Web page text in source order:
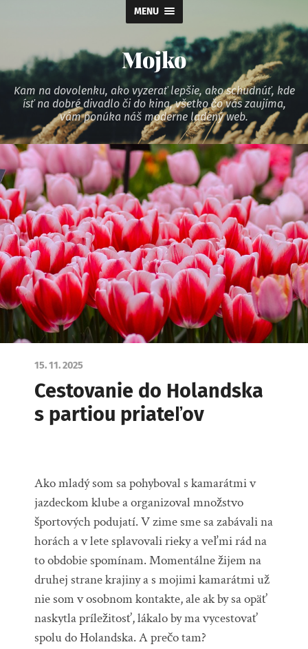
MENU
Mojko
Kam na dovolenku, ako vyzerať lepšie, ako schudnúť, kde
ísť na dobré divadlo či do kina, všetko čo vás zaujíma,
vám ponúka náš moderne ladený web.
15. 11. 2025
Cestovanie do Holandska
s partiou priateľov
Ako mladý som sa pohyboval s kamarátmi v
jazdeckom klube a organizoval množstvo
športových podujatí. V zime sme sa zabávali na
horách a v lete splavovali rieky a veľmi rád na
to obdobie spomínam. Momentálne žijem na
druhej strane krajiny a s mojimi kamarátmi už
nie som v osobnom kontakte, ale ak by sa opäť
naskytla príležitosť, lákalo by ma vycestovať
spolu do Holandska. A prečo tam?